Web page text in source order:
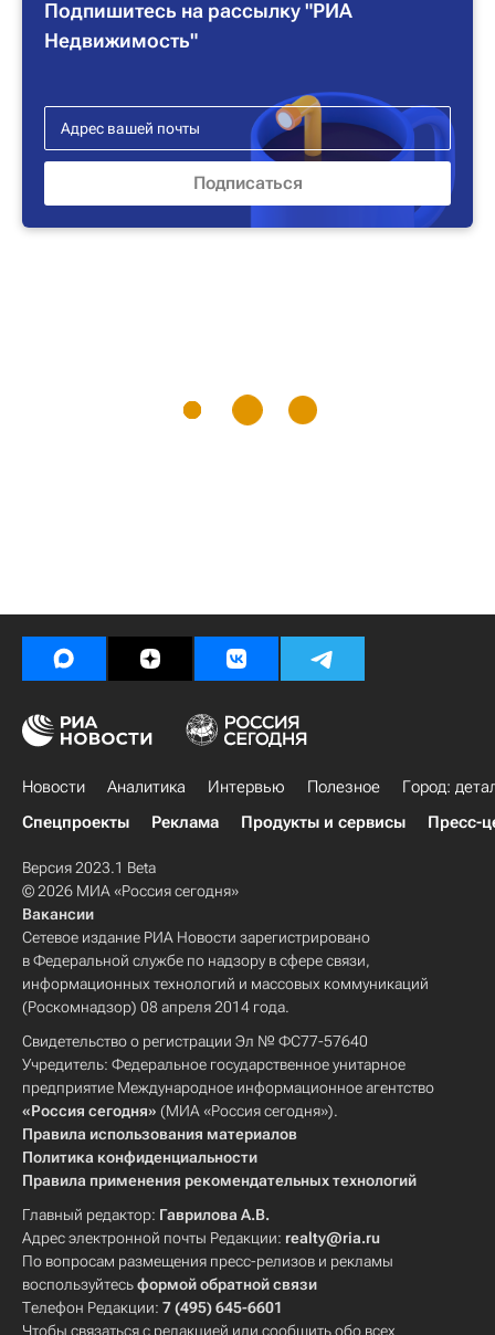
Подпишитесь на рассылку "РИА
Недвижимость"
Новости Аналитика Интервью Полезное
Город:
Спецпроекты
Реклама Продукты и сервисы Пресс-
Версия 2023.1 Beta
© 2026 МИА «Россия сегодня»
Вакансии
Сетевое издание РИА Новости зарегистрировано
в Федеральной службе по надзору в сфере связи,
информационных технологий и массовых коммуникаций
(Роскомнадзор) 08 апреля 2014 года.
Свидетельство о регистрации Эл № ФС77-57640
Учредитель: Федеральное государственное унитарное
предприятие Международное информационное агентство
«Россия сегодня» (МИА «Россия сегодня»).
Правила использования материалов
Политика конфиденциальности
Правила применения рекомендательных технологий
Главный редактор: Гаврилова А.В.
Адрес электронной почты Редакции: realty@ria.ru
По вопросам размещения пресс-релизов и рекламы
воспользуйтесьформой обратной связи
Телефон Редакции: 7 (495) 645-6601
Чтобы связаться с редакцией или сообщить обо всех